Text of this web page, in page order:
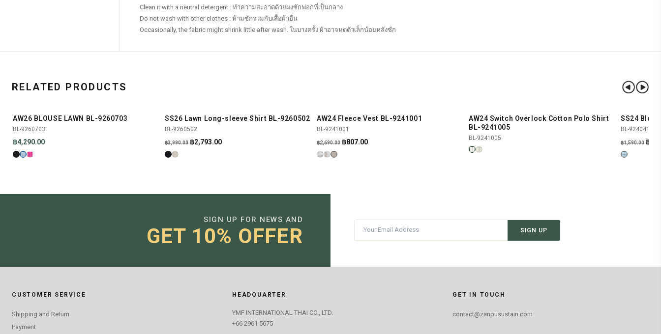
Clean it with a neutral detergent : ทำความสะอาดด้วยผงซักฟอกที่เป็นกลาง
Do not wash with other clothes : ห้ามซักรวมกับเสื้อผ้าอื่น
Occasionally, the fabric might shrink little after wash. ในบางครั้ง ผ้าอาจหดตัวเล็กน้อยหลังซัก
RELATED PRODUCTS
NEW SHOP NOW
AW26 BLOUSE LAWN BL-9260703
BL-9260703
฿4,290.00
-30% SHOP NOW
SS26 Lawn Long-sleeve Shirt BL-9260502
BL-9260502
฿3,990.00 Original
฿2,793.00Current
-70% SHOP NOW
AW24 Fleece Vest BL-9241001
BL-9241001
฿2,690.00 Original
฿807.00Current
SHOP NOW
AW24 Switch Overlock Cotton Polo Shirt
BL-9241005
BL-9241005
-81%
SS24
BL-9240418
฿1,590.00 ฿
SIGN UP FOR NEWS AND
GET 10% OFFER SIGN UP
CUSTOMER SERVICE
Shipping and Return
Payment
HEADQUARTER
YMF INTERNATIONAL THAI CO., LTD.
+66 2961 5675
GET IN TOUCH
contact@zanpusustain.com